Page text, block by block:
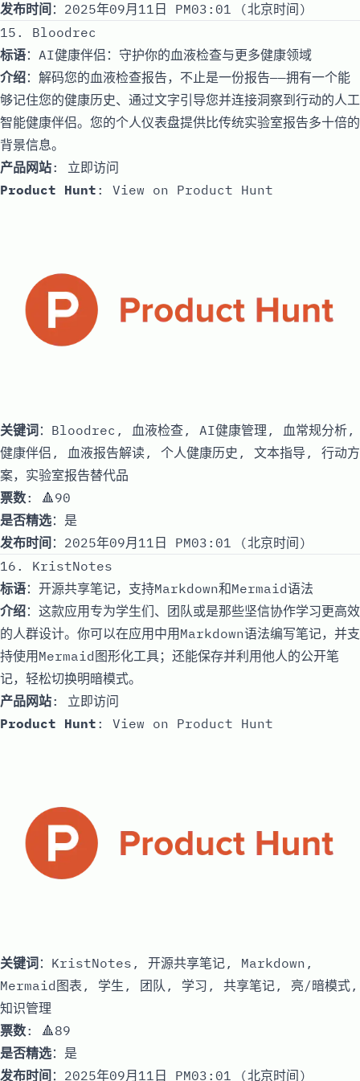
发布时间 ：2025年09月11日 PM03:01 (北京时间)
15. Bloodrec
标语：AI健康伴侣：守护你的血液检查与更多健康领域
介绍：解码您的血液检查报告，不止是一份报告——拥有一个能
够记住您的健康历史、通过文字引导您并连接洞察到行动的人工
智能健康伴侣。您的个人仪表盘提供比传统实验室报告多十倍的
背景信息。
产品网站: 立即访问
Product Hunt : View on Product Hunt
关键词：Bloodrec, 血液检查, AI健康管理, 血常规分析,
健康伴侣, 血液报告解读, 个人健康历史, 文本指导, 行动方
案，实验室报告替代品
票数: 🔺90
是否精选：是
发布时间 ：2025年09月11日 PM03:01 (北京时间)
16. KristNotes
标语：开源共享笔记，支持Markdown和Mermaid语法
介绍：这款应用专为学生们、团队或是那些坚信协作学习更高效
的人群设计。你可以在应用中用Markdown语法编写笔记，并支
持使用Mermaid图形化工具；还能保存并利用他人的公开笔
记，轻松切换明暗模式。
产品网站: 立即访问
Product Hunt : View on Product Hunt
关键词 ：KristNotes, 开源共享笔记, Markdown,
Mermaid图表, 学生, 团队, 学习, 共享笔记, 亮/暗模式,
知识管理
票数: 🔺89
是否精选：是
发布时间 ：2025年09月11日 PM03:01 (北京时间)